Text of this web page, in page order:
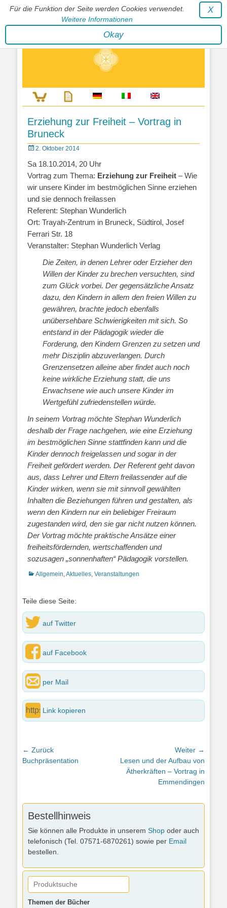
Für die Funktion der Seite werden Cookies verwendet.
Weitere Informationen
X
Okay
Stephan Wunderlich Verlag
Literatur zur Förderung der Gestaltfähigkeit des Lebens
Erziehung zur Freiheit – Vortrag in
Bruneck
Posted
2. Oktober 2014
Sa 18.10.2014, 20 Uhr
Vortrag zum Thema: Erziehung zur Freiheit – Wie
wir unsere Kinder im bestmöglichen Sinne erziehen
und sie dennoch freilassen
Referent: Stephan Wunderlich
Ort: Trayah-Zentrum in Bruneck, Südtirol, Josef
Ferrari Str. 18
Veranstalter: Stephan Wunderlich Verlag
Die Zeiten, in denen Lehrer oder Erzieher den
Willen der Kinder zu brechen versuchten, sind
zum Glück vorbei. Der gegensätzliche Ansatz
dazu, den Kindern in allem den freien Willen zu
gewähren, brachte jedoch ebenfalls
unübersehbare Schwierigkeiten mit sich. So
entstand in der Pädagogik wieder die
Forderung, den Kindern Grenzen zu setzen und
mehr Disziplin abzuverlangen. Durch
Grenzensetzen alleine aber findet auch noch
keine wirkliche Erziehung statt, die uns
Erwachsene wie auch unsere Kinder im
Wertgefühl zufriedenstellen würde.
In seinem Vortrag möchte Stephan Wunderlich
deshalb der Frage nachgehen, wie eine Erziehung
im bestmöglichen Sinne stattfinden kann und die
Kinder dennoch freigelassen und sogar in der
Freiheit gefördert werden. Der Referent geht davon
aus, dass Lehrer und Eltern freilassender auf die
Kinder wirken, wenn sie mit sinnvoll gewählten
Inhalten die Beziehungen führen und gestalten, als
wenn den Kindern nur ein beliebiger Freiraum
zugestanden wird, den sie gar nicht nutzen können.
Der Vortrag möchte praktische Ansätze einer
freiheitsfördernden, wertschaffenden und
sozusagen „sonnenhaften“ Pädagogik vorstellen.
Kategorien
Allgemein,Aktuelles, Veranstaltungen
Teile diese Seite:
auf Twitter
auf Facebook
per Mail
Link kopieren
Beitragsnavigation
← Zurück
Vorheriger
Buchpräsentation
Weiter →
Nächster
Beitrag:
Lesen und der Aufbau von
Ätherkräften – Vortrag in
Emmendingen
Bestellhinweis
Sie können alle Produkte in unserem Shop oder auch
telefonisch (Tel. 07571-6870261) sowie per Email
bestellen.
Themen der Bücher